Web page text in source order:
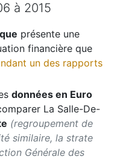
à 2015
présente une
financière que
un des rapports
données en Euro
La Salle-De-
(regroupement de
similaire, la strate
Générale des